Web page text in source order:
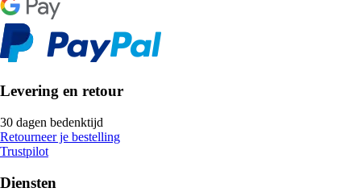
Levering en retour
30 dagen bedenktijd
Retourneer je bestelling
Trustpilot
Diensten